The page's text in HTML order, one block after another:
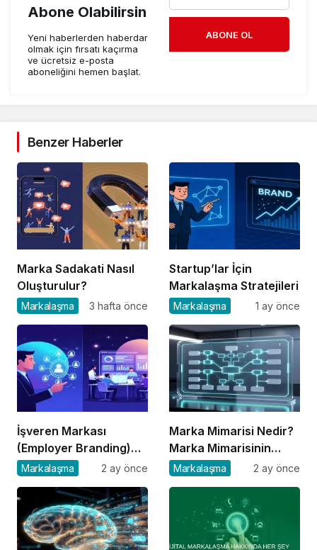
Abone Olabilirsin
Yeni haberlerden haberdar
olmak için fırsatı kaçırma
ve ücretsiz e-posta
aboneliğini hemen başlat.
ABONE OL
Benzer Haberler
Marka Sadakati Nasıl
Oluşturulur?
Markalaşma 3 hafta önce
Startup’lar İçin
Markalaşma Stratejileri
Markalaşma 1 ay önce
İşveren Markası
(Employer Branding)
Nedir?
Markalaşma 2 ay önce
Marka Mimarisi Nedir?
Marka Mimarisinin
Türleri ve Önemi
Markalaşma 2 ay önce